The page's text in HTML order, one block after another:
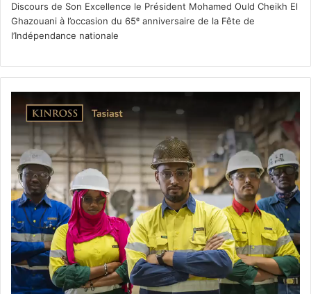
Discours de Son Excellence le Président Mohamed Ould Cheikh El
Ghazouani à l’occasion du 65ᵉ anniversaire de la Fête de
l’Indépendance nationale